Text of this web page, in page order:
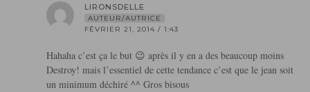
LIRONSDELLE
AUTEUR/AUTRICE
FÉVRIER 21, 2014 / 1:43
Hahaha c’est ça le but 😉 après il y en a des beaucoup moins
Destroy! mais l’essentiel de cette tendance c’est que le jean soit
un minimum déchiré ^^ Gros bisous